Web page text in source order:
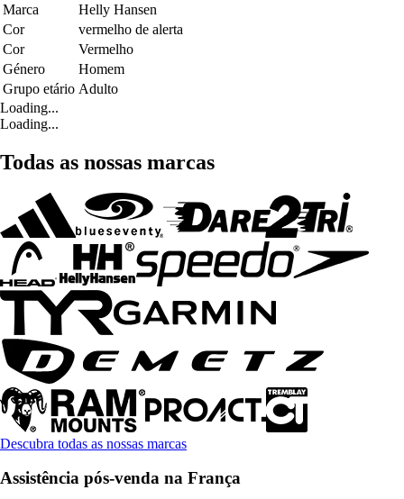
Marca
Helly Hansen
Cor
vermelho de alerta
Cor
Vermelho
Género
Homem
Grupo etário Adulto
Loading...
Loading...
Todas as nossas marcas
Descubra todas as nossas marcas
Assistência pós-venda na França